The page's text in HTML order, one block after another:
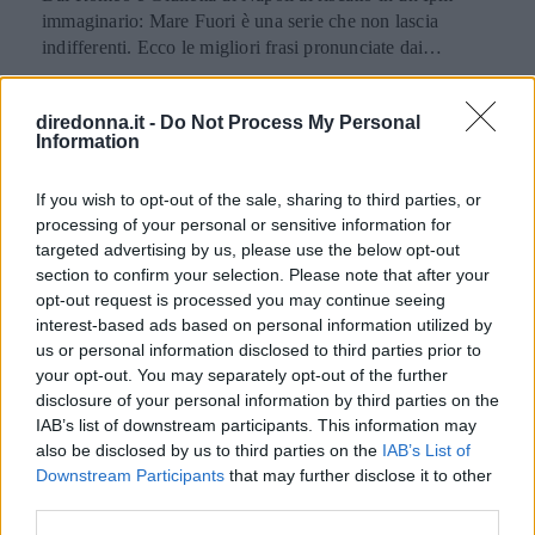
diredonna.it - Do Not Process My Personal
Information
If you wish to opt-out of the sale, sharing to third parties, or
processing of your personal or sensitive information for
targeted advertising by us, please use the below opt-out
section to confirm your selection. Please note that after your
opt-out request is processed you may continue seeing
interest-based ads based on personal information utilized by
us or personal information disclosed to third parties prior to
your opt-out. You may separately opt-out of the further
disclosure of your personal information by third parties on the
IAB’s list of downstream participants. This information may
also be disclosed by us to third parties on the IAB’s List of
Downstream Participants that may further disclose it to other
immaginario: Mare Fuori è una serie che non lascia
indifferenti. Ecco le migliori frasi pronunciate dai
personaggi.